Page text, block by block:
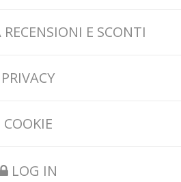
E SCONTI
PRIVACY
COOKIE
LOG IN